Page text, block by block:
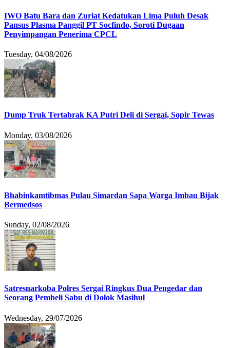
IWO Batu Bara dan Zuriat Kedatukan Lima Puluh Desak
Pansus Plasma Panggil PT Socfindo, Soroti Dugaan
Penyimpangan Penerima CPCL
Tuesday, 04/08/2026
Dump Truk Tertabrak KA Putri Deli di Sergai, Sopir Tewas
Monday, 03/08/2026
Bhabinkamtibmas Pulau Simardan Sapa Warga Imbau Bijak
Bermedsos
Sunday, 02/08/2026
Satresnarkoba Polres Sergai Ringkus Dua Pengedar dan
Seorang Pembeli Sabu di Dolok Masihul
Wednesday, 29/07/2026